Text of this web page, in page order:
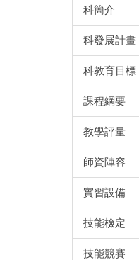
科簡介
科發展計畫
科教育目標
課程綱要
教學評量
師資陣容
實習設備
技能檢定
技能競賽